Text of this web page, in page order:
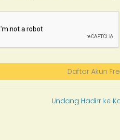
Daftar Akun
Undang Hadirr ke